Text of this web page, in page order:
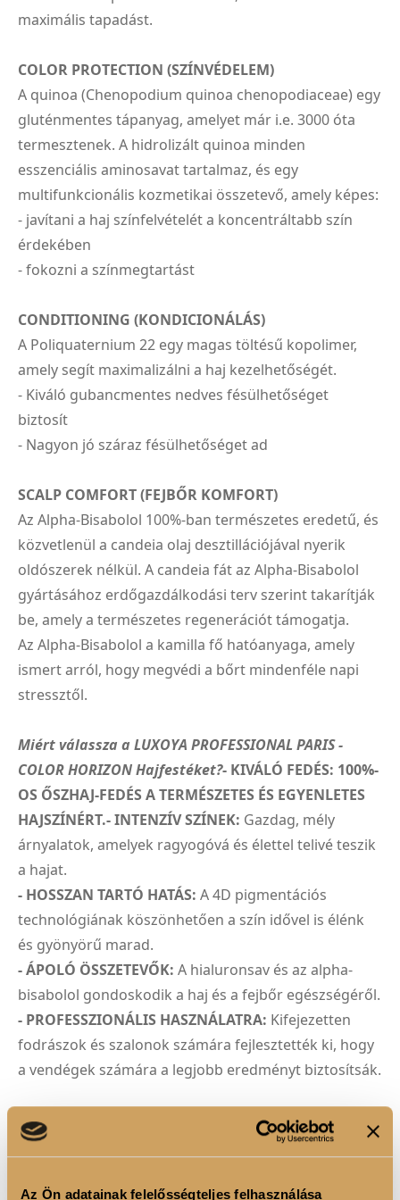
Az Ön adatainak felelősségteljes felhasználása
maximális tapadást.
COLOR PROTECTION (SZÍNVÉDELEM)
A quinoa (Chenopodium quinoa chenopodiaceae) egy
gluténmentes tápanyag, amelyet már i.e. 3000 óta
termesztenek. A hidrolizált quinoa minden
esszenciális aminosavat tartalmaz, és egy
multifunkcionális kozmetikai összetevő, amely képes:
- javítani a haj színfelvételét a koncentráltabb szín
érdekében
- fokozni a színmegtartást
CONDITIONING (KONDICIONÁLÁS)
A Poliquaternium 22 egy magas töltésű kopolimer,
amely segít maximalizálni a haj kezelhetőségét.
- Kiváló gubancmentes nedves fésülhetőséget
biztosít
- Nagyon jó száraz fésülhetőséget ad
SCALP COMFORT (FEJBŐR KOMFORT)
Az Alpha-Bisabolol 100%-ban természetes eredetű, és
közvetlenül a candeia olaj desztillációjával nyerik
oldószerek nélkül. A candeia fát az Alpha-Bisabolol
gyártásához erdőgazdálkodási terv szerint takarítják
be, amely a természetes regenerációt támogatja.
Az Alpha-Bisabolol a kamilla fő hatóanyaga, amely
ismert arról, hogy megvédi a bőrt mindenféle napi
stressztől.
Miért válassza a LUXOYA PROFESSIONAL PARIS -
COLOR HORIZON Hajfestéket?- KIVÁLÓ FEDÉS: 100%-
OS ŐSZHAJ-FEDÉS A TERMÉSZETES ÉS EGYENLETES
HAJSZÍNÉRT.- INTENZÍV SZÍNEK: Gazdag, mély
árnyalatok, amelyek ragyogóvá és élettel telivé teszik
a hajat.
- HOSSZAN TARTÓ HATÁS: A 4D pigmentációs
technológiának köszönhetően a szín idővel is élénk
és gyönyörű marad.
- ÁPOLÓ ÖSSZETEVŐK: A hialuronsav és az alpha-
bisabolol gondoskodik a haj és a fejbőr egészségéről.
- PROFESSZIONÁLIS HASZNÁLATRA: Kifejezetten
fodrászok és szalonok számára fejlesztették ki, hogy
a vendégek számára a legjobb eredményt biztosítsák.
4D PIGMENTÁCIÓS TECHNOLÓGIA
A Luxoya Professional Paris hajfestékei a 4D
hajszínezést. A 3D technológia révén a pigmentek